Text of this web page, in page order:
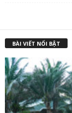
BÀI VIẾT NỔI BẬT